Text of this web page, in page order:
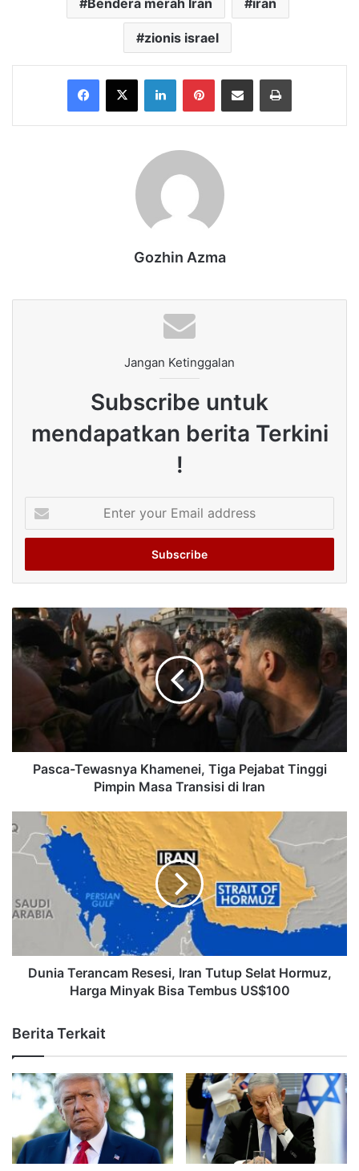
zionis israel
Facebook
X LinkedInPinterestShare via Email Print
Gozhin Azma
Jangan Ketinggalan
Subscribe untuk
mendapatkan berita Terkini
!
your
Email
Pasca-Tewasnya Khamenei, Tiga Pejabat Tinggi
Pimpin Masa Transisi di Iran
Dunia Terancam Resesi, Iran Tutup Selat Hormuz,
Harga Minyak Bisa Tembus US$100
Berita Terkait